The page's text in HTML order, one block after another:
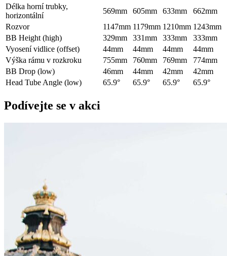
Délka horní trubky,
horizontální
569mm 605mm 633mm
662mm
Rozvor
1147mm 1179mm 1210mm 1243mm
BB Height (high)
329mm 331mm 333mm
333mm
Vyosení vidlice (offset)
44mm 44mm 44mm
44mm
Výška rámu v rozkroku
755mm 760mm 769mm
774mm
BB Drop (low)
46mm 44mm 42mm
42mm
Head Tube Angle (low)
65.9° 65.9° 65.9° 65.9°
Podívejte se v akci